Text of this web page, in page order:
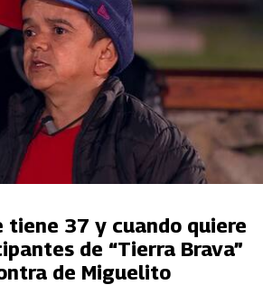
tiene 37 y cuando quiere
de “Tierra Brava”
de Miguelito